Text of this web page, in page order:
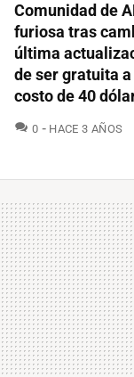
Comunidad de
furiosa tras
última
de ser gratuita
costo de 40
0 COMENTARIOS
HACE 3 AÑOS